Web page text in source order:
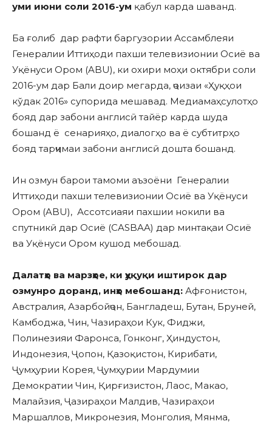
уми июни соли 2016-ум қабул карда шаванд.
Ба ғолиб дар рафти баргузории Ассамблеяи
Генералии Иттиҳоди пахши телевизионии Осиё ва
Уқёнуси Ором (ABU), ки охири моҳи октябри соли
2016-ум дар Бали доир мегарда, ҷоизаи «Ҳуқҳои
кўдак 2016» супорида мешавад. Медиамаҳсулотҳо
бояд дар забони англисӣ тайёр карда шуда
бошанд ё сенарияҳо, диалогҳо ва ё субтитрҳо
бояд тарҷимаи забони англисӣ дошта бошанд.
Ин озмун барои тамоми аъзоёни Генералии
Иттиҳоди пахши телевизионии Осиё ва Уқёнуси
Ором (ABU), Ассотсиаяи пахшии нокили ва
спутникӣ дар Осиё (CASBAA) дар минтақаи Осиё
ва Уқёнуси Ором кушод мебошад.
Далатҳо ва марзҳое, ки ҳуқуқи иштирок дар
озмунро доранд, инҳо мебошанд: Афғонистон,
Австралия, Азарбойҷон, Бангладеш, Бутан, Бруней,
Камбоджа, Чин, Чазираҳои Кук, Фиджи,
Полинезияи Фаронса, Гонконг, Ҳиндустон,
Индонезия, Ҷопон, Қазоқистон, Кирибати,
Ҷумҳурии Корея, Ҷумҳурии Мардумии
Демократии Чин, Қирғизистон, Лаос, Макао,
Малайзия, Ҷазираҳои Малдив, Чазираҳои
Маршаллов, Микронезия, Монголия, Мянма,